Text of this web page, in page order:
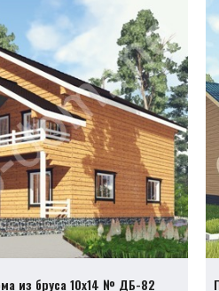
из бруса 10х14 № ДБ-82